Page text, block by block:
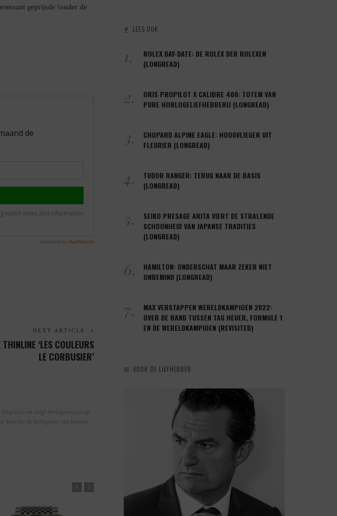
geprijsde (onder de
NEXT ARTICLE
‘LES COULEURS
LE CORBUSIER’
en volgt horlogenieuws op
kent hij de horlogerie van binnen
LEES OOK
1.
ROLEX DAY-DATE: DE ROLEX DER ROLEXEN
(LONGREAD)
2.
ORIS PROPILOT X CALIBRE 400: TOTEM VAN
PURE HORLOGELIEFHEBBERIJ (LONGREAD)
3.
CHOPARD ALPINE EAGLE: HOOGVLIEGER UIT
FLEURIER (LONGREAD)
4.
TUDOR RANGER: TERUG NAAR DE BASIS
(LONGREAD)
5.
SEIKO PRESAGE ARITA VIERT DE STRALENDE
SCHOONHEID VAN JAPANSE TRADITIES
(LONGREAD)
6.
HAMILTON: ONDERSCHAT MAAR ZEKER NIET
ONBEMIND (LONGREAD)
7.
MAX VERSTAPPEN WERELDKAMPIOEN 2022:
OVER DE BAND TUSSEN TAG HEUER, FORMULE 1
EN DE WERELDKAMPIOEN (REVISITED)
VOOR DE LIEFHEBBER